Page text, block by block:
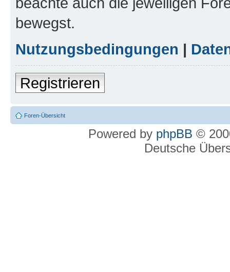
bewegst.
Nutzungsbedingungen |
Registrieren
Foren-Übersicht
Powered by phpBB ©
Deutsche